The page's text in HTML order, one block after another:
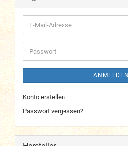
E-
Mail-
Adresse
Passwort
ANMELDEN
Konto erstellen
Passwort vergessen?